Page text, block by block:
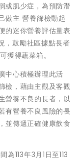
或肌少症，為預防潛
做主 營養篩檢動起
的迷你營養評估量表
，鼓勵社區據點長者
獲得蔬菜箱。
中心積極辦理此活
檢，藉由主觀及客觀
營養不良的長者，以
有營養不良風險的長
並傳遞正確健康飲食
為113年3月1日至113